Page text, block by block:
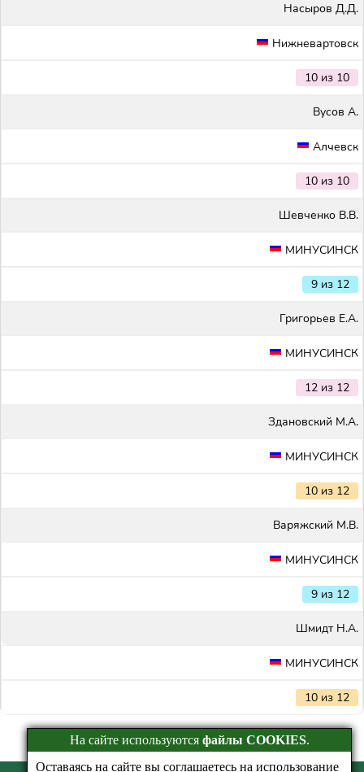
Насыров Д.Д.
Нижневартовск
10 из 10
Вусов А.
Алчевск
10 из 10
Шевченко В.В.
МИНУСИНСК
9 из 12
Григорьев Е.А.
МИНУСИНСК
12 из 12
Здановский М.А.
МИНУСИНСК
10 из 12
Варяжский М.В.
МИНУСИНСК
9 из 12
Шмидт Н.А.
МИНУСИНСК
10 из 12
На сайте используются файлы COOKIES.
Оставаясь на сайте вы соглашаетесь на использование